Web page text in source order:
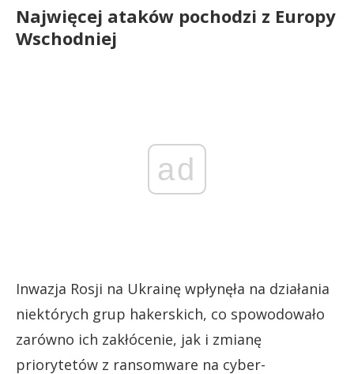
Najwięcej ataków pochodzi z Europy
Wschodniej
ad
Inwazja Rosji na Ukrainę wpłynęła na działania
niektórych grup hakerskich, co spowodowało
zarówno ich zakłócenie, jak i zmianę
priorytetów z ransomware na cyber-